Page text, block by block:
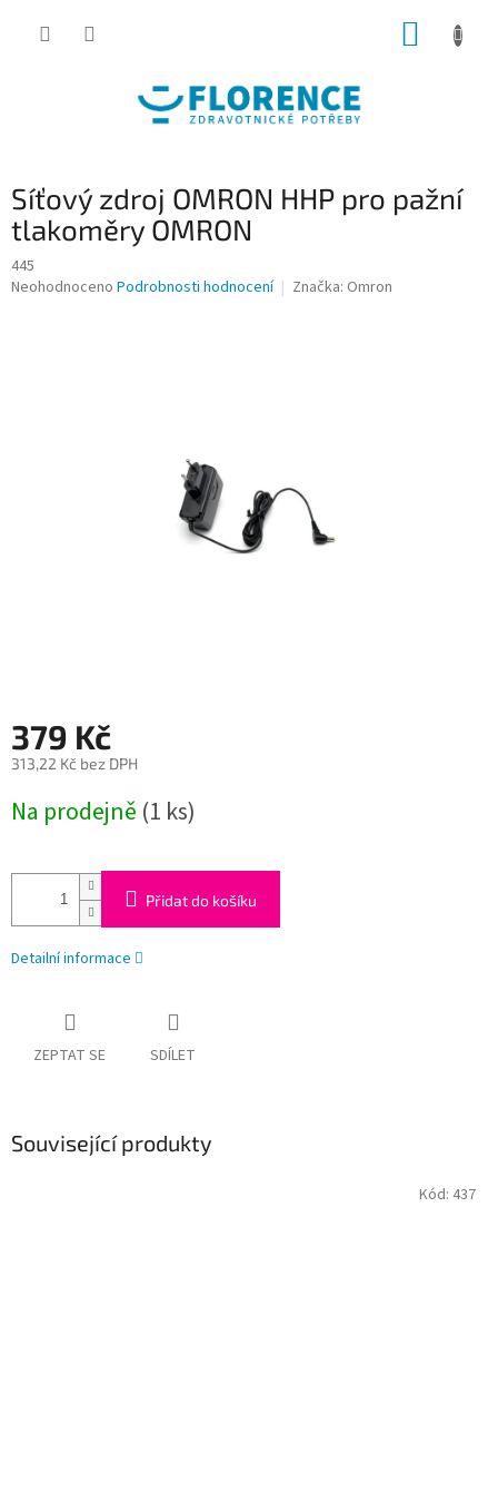
Síťový zdroj OMRON HHP pro pažní
tlakoměry OMRON
445
Průměrné
Neohodnoceno Podrobnosti hodnocení Značka: Omron
379 Kč
313,22 Kč bez DPH
cena:
Na prodejně (1 ks)
Přidat do košíku
Detailní informace
ZEPTAT SE SDÍLET
Související produkty
Kód: 437